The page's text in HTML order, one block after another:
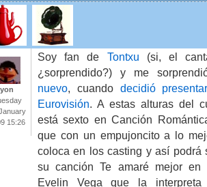
yon
15:26
Soy fan de Tontxu (si, el
¿sorprendido?) y me
nuevo, cuando decidió
Eurovisión. A estas alturas del
está sexto en Canción
que con un empujoncito a lo
coloca en los casting y así podrá
su canción Te amaré mejor en
Evelin Vega que la